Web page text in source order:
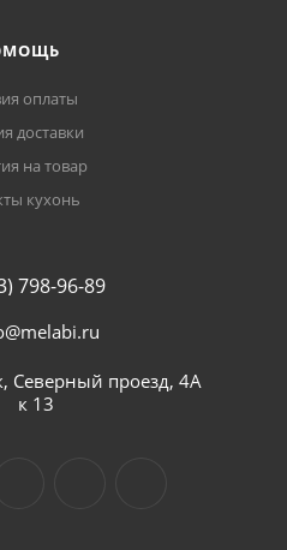
оплаты
доставки
на товар
кухонь
798-96-89
Северный проезд, 4А
к 13